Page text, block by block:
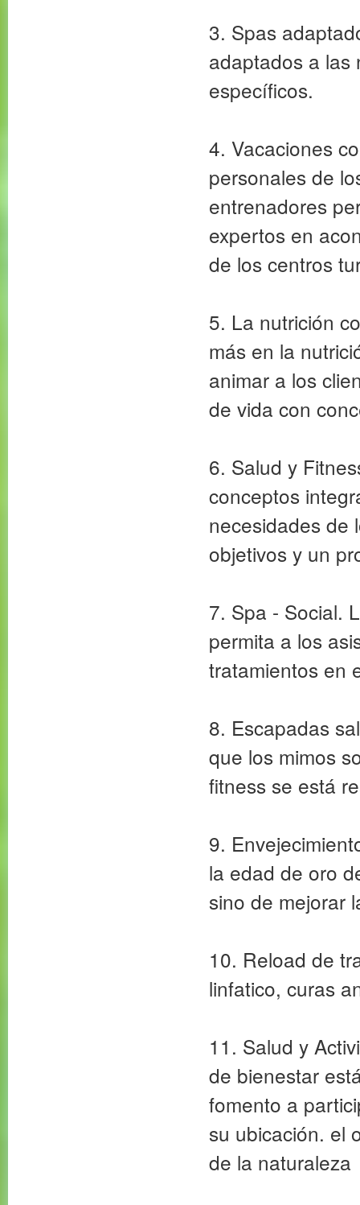
3. Spas
adaptados a las
específicos.
4. Vacaciones
personales de
entrenadores
expertos en
de los centros
5. La nutrición
más en la
animar a los
de vida con
6. Salud y
conceptos
necesidades de
objetivos y un
7. Spa - Social.
permita a los
tratamientos en
8. Escapadas
que los mimos
fitness se está
9.
la edad de oro
sino de mejorar
10. Reload de
linfatico, curas
11. Salud y
de bienestar
fomento a
su ubicación. el
de la naturaleza